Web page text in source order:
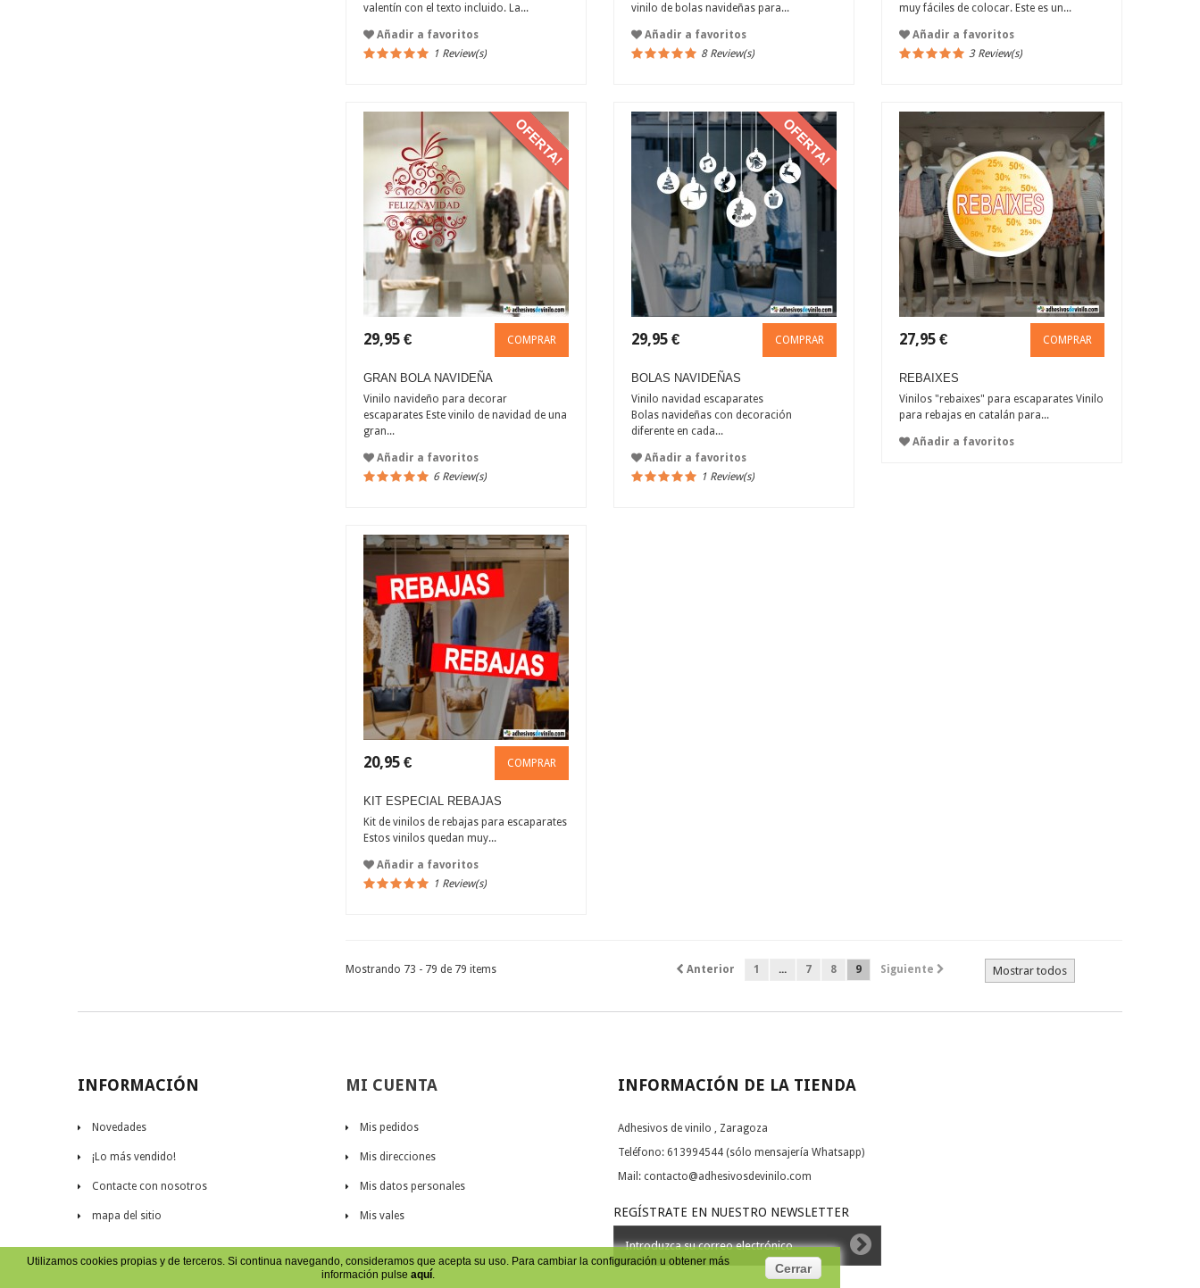
valentín con el texto incluido. La...
Añadir a favoritos
1 Review(s)
vinilo de bolas navideñas para...
Añadir a favoritos
8 Review(s)
muy fáciles de colocar. Este es un...
Añadir a favoritos
3 Review(s)
COMPRAR
29,95 €
GRAN BOLA NAVIDEÑA
Vinilo navideño para decorar
escaparates Este vinilo de navidad de una
gran...
Añadir a favoritos
6 Review(s)
COMPRAR
29,95 €
BOLAS NAVIDEÑAS
Vinilo navidad escaparates
Bolas navideñas con decoración
diferente en cada...
Añadir a favoritos
1 Review(s)
COMPRAR
27,95 €
REBAIXES
Vinilos "rebaixes" para escaparates Vinilo
para rebajas en catalán para...
Añadir a favoritos
COMPRAR
20,95 €
KIT ESPECIAL REBAJAS
Kit de vinilos de rebajas para escaparates
Estos vinilos quedan muy...
Añadir a favoritos
1 Review(s)
Mostrar todos
Anterior 1 ... 7 8 9 Siguiente
Mostrando 73 - 79 de 79 items
INFORMACIÓN
Novedades
¡Lo más vendido!
Contacte con nosotros
mapa del sitio
MI CUENTA
Mis pedidos
Mis direcciones
Mis datos personales
Mis vales
INFORMACIÓN DE LA TIENDA
Adhesivos de vinilo , Zaragoza
Teléfono: 613994544 (sólo mensajería Whatsapp)
Mail: contacto@adhesivosdevinilo.com
Utilizamos cookies propias y de terceros. Si continua navegando, consideramos que acepta su uso. Para cambiar la configuración u obtener más
información pulse aquí. Cerrar
REGÍSTRATE EN NUESTRO NEWSLETTER